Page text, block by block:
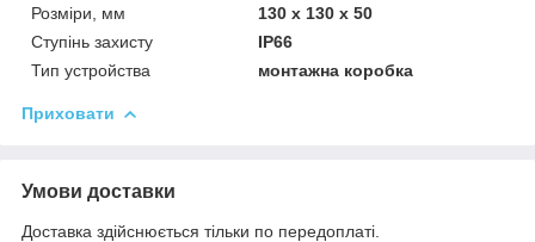
Розміри, мм
130 х 130 х 50
Ступінь захисту
IP66
Тип устройства
монтажна коробка
Приховати
Умови доставки
Доставка здійснюється тільки по передоплаті.